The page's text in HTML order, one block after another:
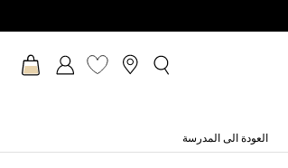
العودة الى المدرسة